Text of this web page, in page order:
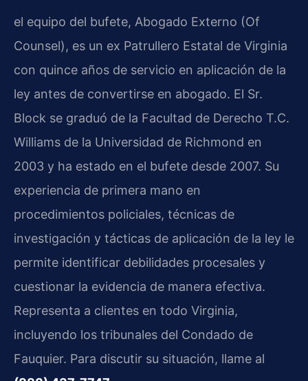
el equipo del bufete, Abogado Externo (Of
Counsel), es un ex Patrullero Estatal de Virginia
con quince años de servicio en aplicación de la
ley antes de convertirse en abogado. El Sr.
Block se graduó de la Facultad de Derecho T.C.
Williams de la Universidad de Richmond en
2003 y ha estado en el bufete desde 2007. Su
experiencia de primera mano en
procedimientos policiales, técnicas de
investigación y tácticas de aplicación de la ley le
permite identificar debilidades procesales y
cuestionar la evidencia de manera efectiva.
Representa a clientes en todo Virginia,
incluyendo los tribunales del Condado de
Fauquier. Para discutir su situación, llame al